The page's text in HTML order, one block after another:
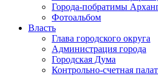
Города-побратимы
Фотоальбом
Власть
Глава городского округа
Администрация города
Городская Дума
Контрольно-счетная